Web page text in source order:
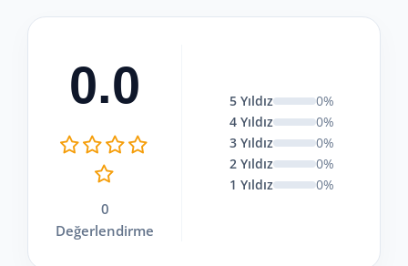
0.0
0
Değerlendirme
5 Yıldız
0%
4 Yıldız
0%
3 Yıldız
0%
2 Yıldız
0%
1 Yıldız
0%